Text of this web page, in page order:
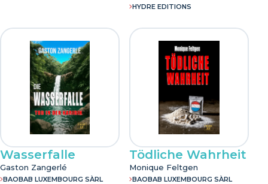
HYDRE EDITIONS
Wasserfalle
Gaston Zangerlé
BAOBAB LUXEMBOURG SÀRL
Tödliche Wahrheit
Monique Feltgen
BAOBAB LUXEMBOURG SÀRL